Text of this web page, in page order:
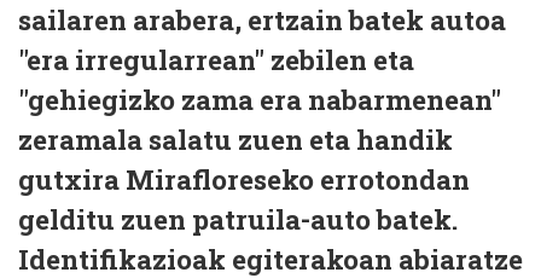
sailaren arabera, ertzain batek autoa
"era irregularrean" zebilen eta
"gehiegizko zama era nabarmenean"
zeramala salatu zuen eta handik
gutxira Mirafloreseko errotondan
gelditu zuen patruila-auto batek.
Identifikazioak egiterakoan abiaratze